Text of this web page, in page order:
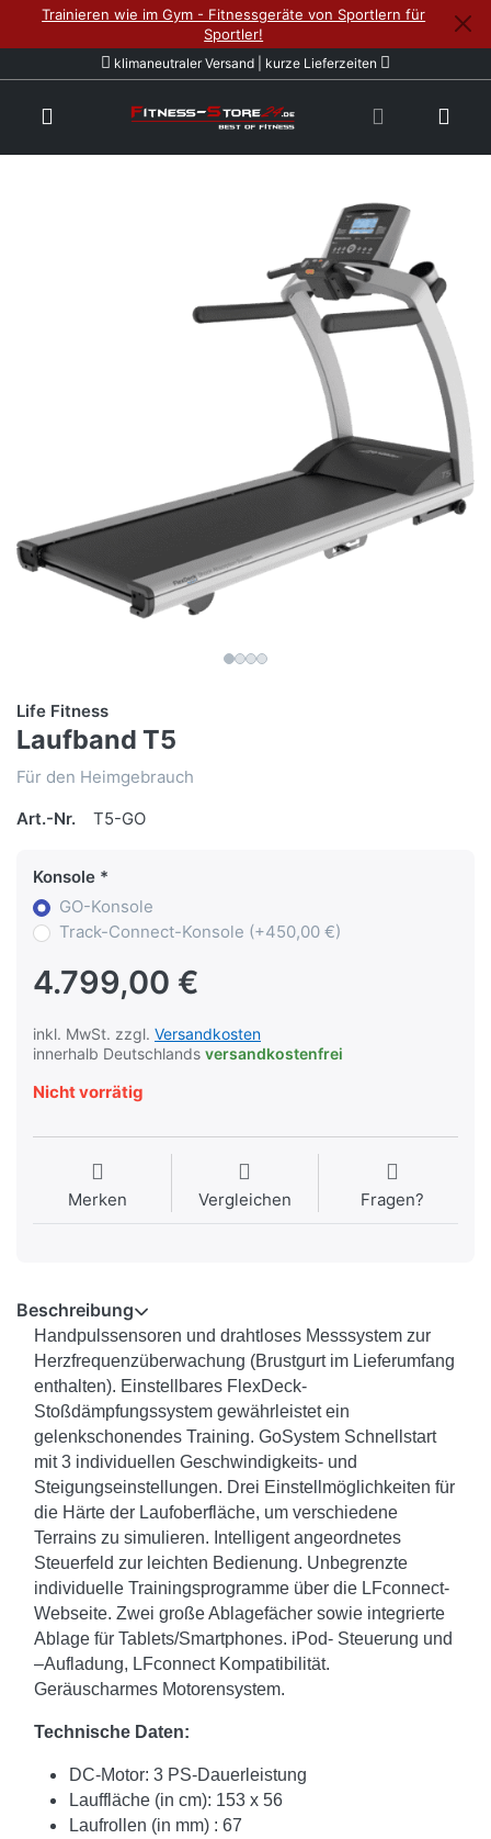
Trainieren wie im Gym - Fitnessgeräte von Sportlern für
Sportler!
klimaneutraler Versand | kurze Lieferzeiten
Life Fitness
Laufband T5
Für den Heimgebrauch
Art.-Nr.
T5-GO
Konsole
GO-Konsole
Track-Connect-Konsole (+450,00 €)
4.799,00 €
inkl. MwSt. zzgl. Versandkosten
innerhalb Deutschlands versandkostenfrei
Nicht vorrätig
Merken Vergleichen Fragen?
Beschreibung
Handpulssensoren und drahtloses Messsystem zur
Herzfrequenzüberwachung (Brustgurt im Lieferumfang
enthalten). Einstellbares FlexDeck-
Stoßdämpfungssystem gewährleistet ein
gelenkschonendes Training. GoSystem Schnellstart
mit 3 individuellen Geschwindigkeits- und
Steigungseinstellungen. Drei Einstellmöglichkeiten für
die Härte der Laufoberfläche, um verschiedene
Terrains zu simulieren. Intelligent angeordnetes
Steuerfeld zur leichten Bedienung. Unbegrenzte
individuelle Trainingsprogramme über die LFconnect-
Webseite. Zwei große Ablagefächer sowie integrierte
Ablage für Tablets/Smartphones. iPod- Steuerung und
–Aufladung, LFconnect Kompatibilität.
Geräuscharmes Motorensystem.
Technische Daten:
DC-Motor: 3 PS-Dauerleistung
Lauffläche (in cm): 153 x 56
Laufrollen (in mm) : 67